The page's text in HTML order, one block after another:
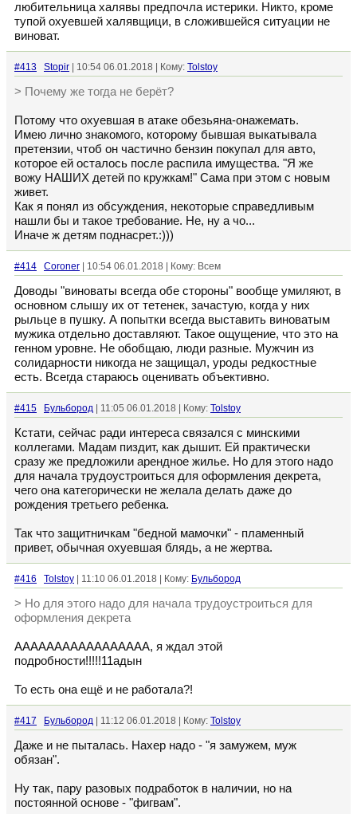
любительница халявы предпочла истерики. Никто, кроме
тупой охуевшей халявщици, в сложившейся ситуации не
виноват.
#413 Stopir | 10:54 06.01.2018 | Кому: Tolstoy
> Почему же тогда не берёт?
Потому что охуевшая в атаке обезьяна-онажемать.
Имею лично знакомого, которому бывшая выкатывала
претензии, чтоб он частично бензин покупал для авто,
которое ей осталось после распила имущества. "Я же
вожу НАШИХ детей по кружкам!" Сама при этом с новым
живет.
Как я понял из обсуждения, некоторые справедливым
нашли бы и такое требование. Не, ну а чо...
Иначе ж детям поднасрет.:)))
#414 Coroner | 10:54 06.01.2018 | Кому: Всем
Доводы "виноваты всегда обе стороны" вообще умиляют, в
основном слышу их от тетенек, зачастую, когда у них
рыльце в пушку. А попытки всегда выставить виноватым
мужика отдельно доставляют. Такое ощущение, что это на
генном уровне. Не обобщаю, люди разные. Мужчин из
солидарности никогда не защищал, уроды редкостные
есть. Всегда стараюсь оценивать объективно.
#415 Бульбород | 11:05 06.01.2018 | Кому: Tolstoy
Кстати, сейчас ради интереса связался с минскими
коллегами. Мадам пиздит, как дышит. Ей практически
сразу же предложили арендное жилье. Но для этого надо
для начала трудоустроиться для оформления декрета,
чего она категорически не желала делать даже до
рождения третьего ребенка.
Так что защитничкам "бедной мамочки" - пламенный
привет, обычная охуевшая блядь, а не жертва.
#416 Tolstoy | 11:10 06.01.2018 | Кому: Бульбород
> Но для этого надо для начала трудоустроиться для
оформления декрета
ААААААААААААААААА, я ждал этой
подробности!!!!!11адын
То есть она ещё и не работала?!
#417 Бульбород | 11:12 06.01.2018 | Кому: Tolstoy
Даже и не пыталась. Нахер надо - "я замужем, муж
обязан".
Ну так, пару разовых подработок в наличии, но на
постоянной основе - "фигвам".